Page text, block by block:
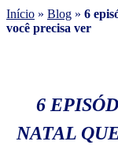
Início » Blog » 6
você precisa ver
6
NATAL